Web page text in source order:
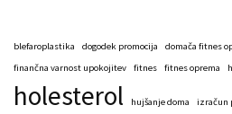
blefaroplastika dogodek promocija domača fitnes
finančna varnost upokojitev
fitnes fitnes oprema
holesterol hujšanje doma izračun